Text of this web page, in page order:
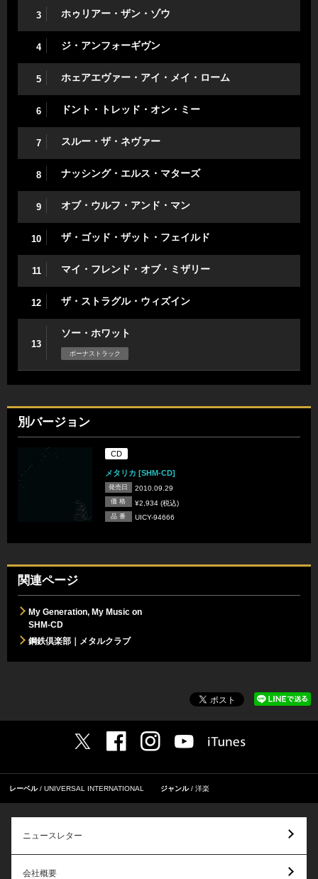
3 ホゥリアー・ザン・ゾウ
4 ジ・アンフォーギヴン
5 ホェアエヴァー・アイ・メイ・ローム
6 ドント・トレッド・オン・ミー
7 スルー・ザ・ネヴァー
8 ナッシング・エルス・マターズ
9 オブ・ウルフ・アンド・マン
10 ザ・ゴッド・ザット・フェイルド
11 マイ・フレンド・オブ・ミザリー
12 ザ・ストラグル・ウィズイン
13
ソー・ホワット
ボーナストラック
別バージョン
CD
メタリカ [SHM-CD]
発売日 2010.09.29
価 格 ¥2,934 (税込)
品 番 UICY-94666
関連ページ
My Generation, My Music on
SHM-CD
鋼鉄倶楽部｜メタルクラブ
レーベル UNIVERSAL INTERNATIONAL ジャンル 洋楽
ニュースレター
会社概要